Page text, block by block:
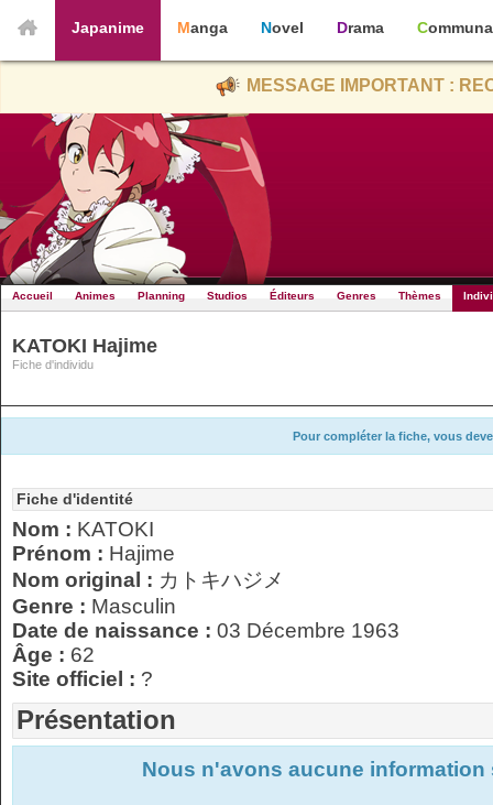
Japanime Manga Novel Drama
MESSAGE IMPORTANT :
Accueil Animes Planning Studios Éditeurs Genres Thèmes
KATOKI Hajime
Fiche d'individu
Pour compléter la fiche, vous
Fiche d'identité
Nom : KATOKI
Prénom : Hajime
Nom original : カトキハジメ
Genre : Masculin
Date de naissance : 03 Décembre 1963
Âge : 62
Site officiel : ?
Présentation
Nous n'avons aucune